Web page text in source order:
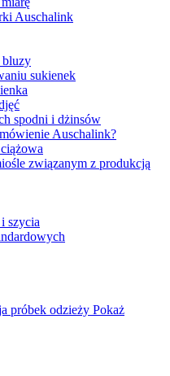
Auschalink
bluzy
sukienek
spodni i dżinsów
Auschalink?
związanym z produkcją
szycia
próbek odzieży Pokaż